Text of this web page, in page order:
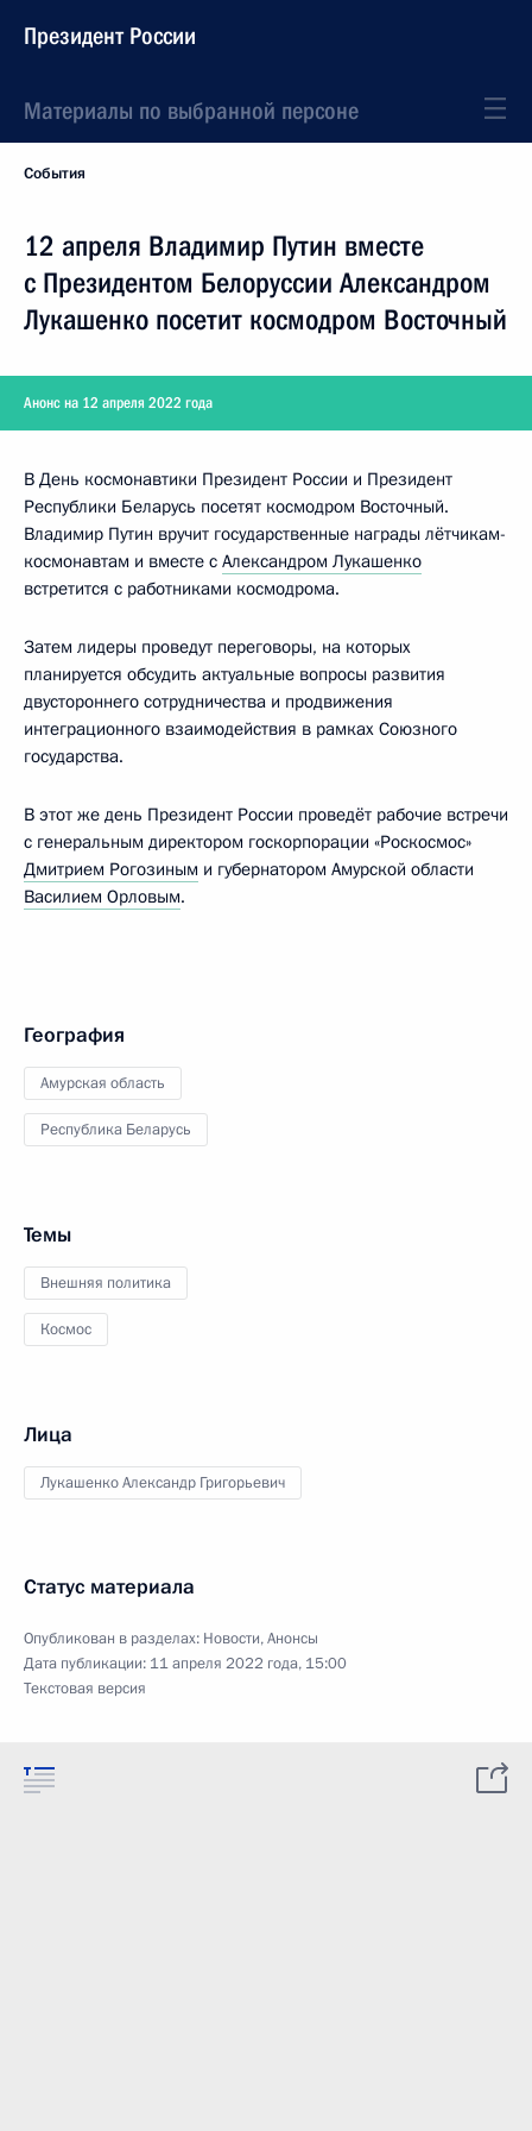
Президент России
Материалы по выбранной персоне
События
12 апреля Владимир Путин вместе
с Президентом Белоруссии Александром
Лукашенко посетит космодром Восточный
Анонс на 12 апреля 2022 года
В День космонавтики Президент России и Президент
Республики Беларусь посетят космодром Восточный.
Владимир Путин вручит государственные награды лётчикам-
космонавтам и вместе с Александром Лукашенко
встретится с работниками космодрома.
Затем лидеры проведут переговоры, на которых
планируется обсудить актуальные вопросы развития
двустороннего сотрудничества и продвижения
интеграционного взаимодействия в рамках Союзного
государства.
В этот же день Президент России проведёт рабочие встречи
с генеральным директором госкорпорации «Роскосмос»
Дмитрием Рогозиным и губернатором Амурской области
Василием Орловым.
География
Амурская область
Республика Беларусь
Темы
Внешняя политика
Космос
Лица
Лукашенко Александр Григорьевич
Статус материала
Опубликован в разделах: Новости,Анонсы
Дата публикации: 11 апреля 2022 года, 15:00
Текстовая версия